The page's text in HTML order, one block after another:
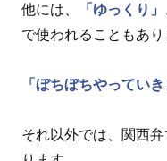
他には、 「ゆっくり」
で使われることもあり
「ぼちぼちやっていき
それ以外では、関西